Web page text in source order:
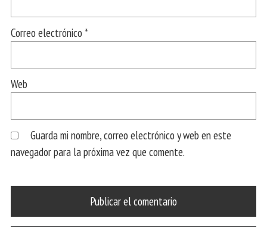
Correo electrónico *
Web
Guarda mi nombre, correo electrónico y web en este
navegador para la próxima vez que comente.